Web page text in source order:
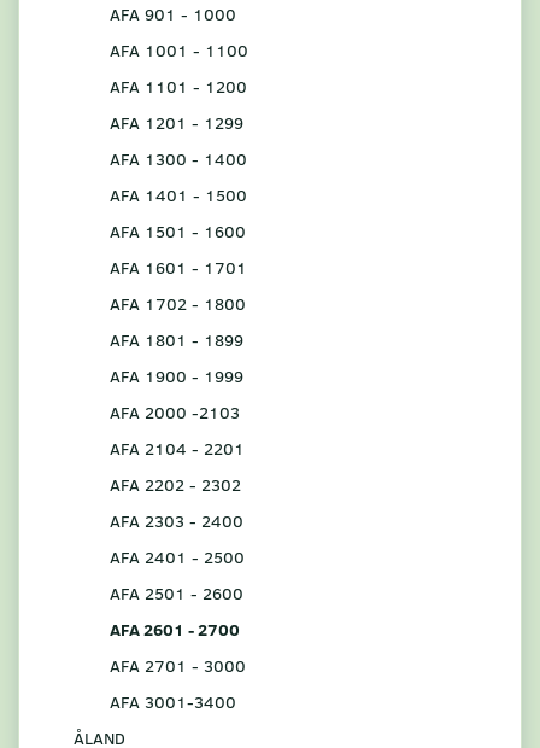
AFA 901 - 1000
AFA 1001 - 1100
AFA 1101 - 1200
AFA 1201 - 1299
AFA 1300 - 1400
AFA 1401 - 1500
AFA 1501 - 1600
AFA 1601 - 1701
AFA 1702 - 1800
AFA 1801 - 1899
AFA 1900 - 1999
AFA 2000 -2103
AFA 2104 - 2201
AFA 2202 - 2302
AFA 2303 - 2400
AFA 2401 - 2500
AFA 2501 - 2600
AFA 2601 - 2700
AFA 2701 - 3000
AFA 3001-3400
ÅLAND